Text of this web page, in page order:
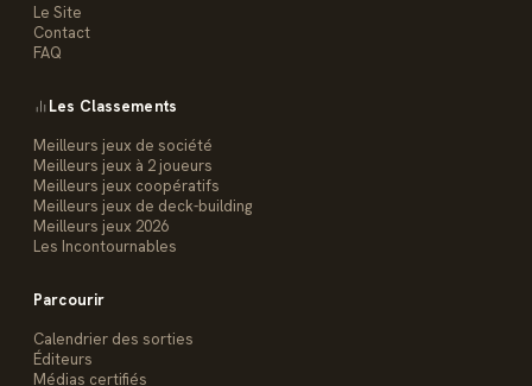
Le Site
Contact
FAQ
Les Classements
Meilleurs jeux de société
Meilleurs jeux à 2 joueurs
Meilleurs jeux coopératifs
Meilleurs jeux de deck-building
Meilleurs jeux 2026
Les Incontournables
Parcourir
Calendrier des sorties
Éditeurs
Médias certifiés